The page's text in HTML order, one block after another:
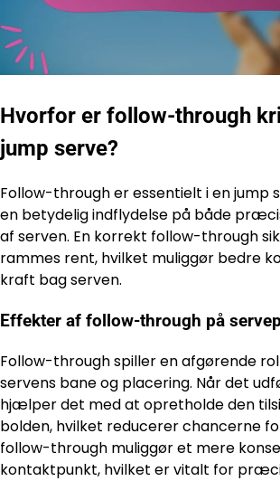
Hvorfor er follow-through
jump serve?
Follow-through er essentielt i en jump
en betydelig indflydelse på både
af serven. En korrekt follow-through
rammes rent, hvilket muliggør bedre
kraft bag serven.
Effekter af follow-through på
Follow-through spiller en afgørende
servens bane og placering. Når det
hjælper det med at opretholde den
bolden, hvilket reducerer chancerne
follow-through muliggør et mere
kontaktpunkt, hvilket er vitalt for